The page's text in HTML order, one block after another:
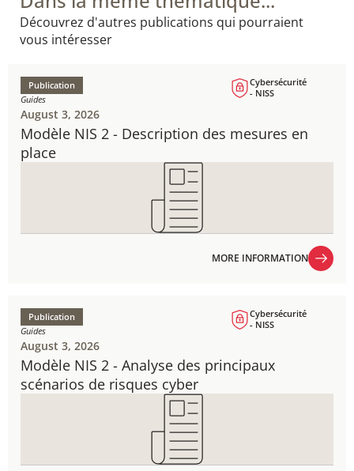
Découvrez d'autres publications qui pourraient
vous intéresser
Modèle NIS 2 - Description des mesures en
place
Publication
Guides
Cybersécurité
- NISS
August 3, 2026
MORE INFORMATION
Modèle NIS 2 - Analyse des principaux
scénarios de risques cyber
Publication
Guides
Cybersécurité
- NISS
August 3, 2026